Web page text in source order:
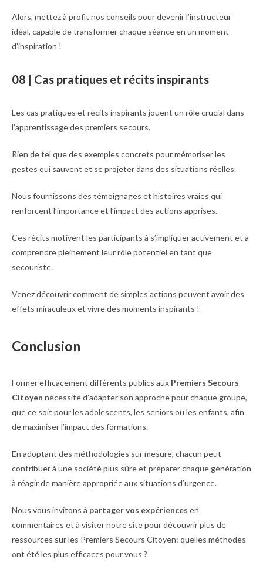
Alors, mettez à profit nos conseils pour devenir l’instructeur
idéal, capable de transformer chaque séance en un moment
d’inspiration !
08 | Cas pratiques et récits inspirants
Les cas pratiques et récits inspirants jouent un rôle crucial dans
l’apprentissage des premiers secours.
Rien de tel que des exemples concrets pour mémoriser les
gestes qui sauvent et se projeter dans des situations réelles.
Nous fournissons des témoignages et histoires vraies qui
renforcent l’importance et l’impact des actions apprises.
Ces récits motivent les participants à s’impliquer activement et à
comprendre pleinement leur rôle potentiel en tant que
secouriste.
Venez découvrir comment de simples actions peuvent avoir des
effets miraculeux et vivre des moments inspirants !
Conclusion
Former efficacement différents publics aux Premiers Secours
Citoyen nécessite d’adapter son approche pour chaque groupe,
que ce soit pour les adolescents, les seniors ou les enfants, afin
de maximiser l’impact des formations.
En adoptant des méthodologies sur mesure, chacun peut
contribuer à une société plus sûre et préparer chaque génération
à réagir de manière appropriée aux situations d’urgence.
Nous vous invitons à partager vos expériences en
commentaires et à visiter notre site pour découvrir plus de
ressources sur les Premiers Secours Citoyen: quelles méthodes
ont été les plus efficaces pour vous ?